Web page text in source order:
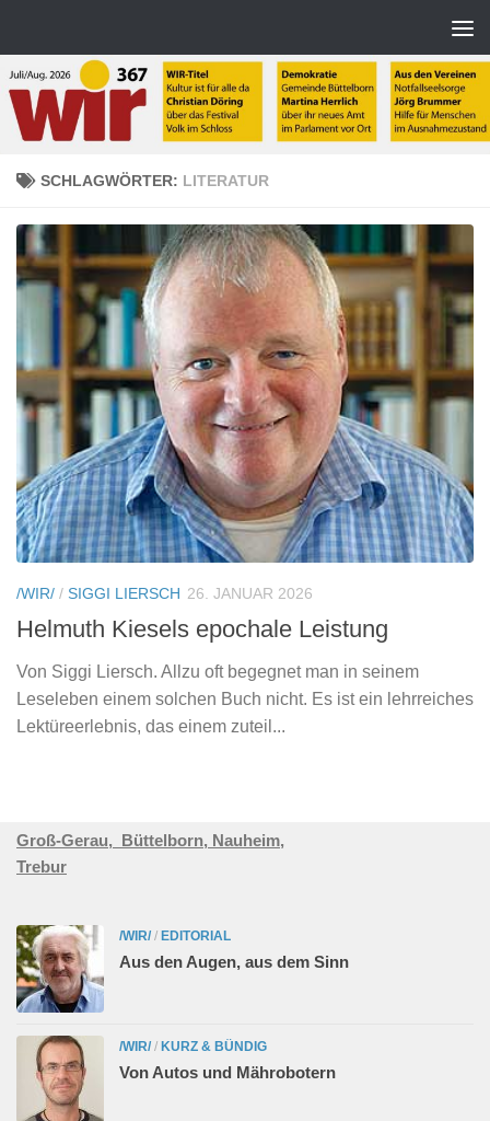
SCHLAGWÖRTER: LITERATUR
/WIR/ / SIGGI LIERSCH 26. JANUAR 2026
Helmuth Kiesels epochale Leistung
Von Siggi Liersch. Allzu oft begegnet man in seinem
Leseleben einem solchen Buch nicht. Es ist ein lehrreiches
Lektüreerlebnis, das einem zuteil...
Groß-Gerau, Büttelborn, Nauheim,
Trebur
/WIR/ / EDITORIAL
Aus den Augen, aus dem Sinn
/WIR/ / KURZ & BÜNDIG
Von Autos und Mährobotern